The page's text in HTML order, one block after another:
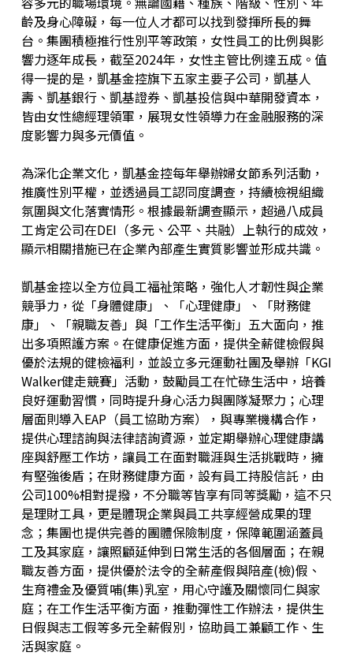
齡及身心障礙，每一位人才都可以找到發揮所長的舞
台。集團積極推行性別平等政策，女性員工的比例與影
響力逐年成長，截至2024年，女性主管比例達五成。值
得一提的是，凱基金控旗下五家主要子公司，凱基人
壽、凱基銀行、凱基證券、凱基投信與中華開發資本，
皆由女性總經理領軍，展現女性領導力在金融服務的深
度影響力與多元價值。
為深化企業文化，凱基金控每年舉辦婦女節系列活動，
推廣性別平權，並透過員工認同度調查，持續檢視組織
氛圍與文化落實情形。根據最新調查顯示，超過八成員
工肯定公司在DEI（多元、公平、共融）上執行的成效，
顯示相關措施已在企業內部產生實質影響並形成共識。
凱基金控以全方位員工福祉策略，強化人才韌性與企業
競爭力，從「身體健康」、「心理健康」、「財務健
康」、「親職友善」與「工作生活平衡」五大面向，推
出多項照護方案。在健康促進方面，提供全薪健檢假與
優於法規的健檢福利，並設立多元運動社團及舉辦「KGI
Walker健走競賽」活動，鼓勵員工在忙碌生活中，培養
良好運動習慣，同時提升身心活力與團隊凝聚力；心理
層面則導入EAP（員工協助方案），與專業機構合作，
提供心理諮詢與法律諮詢資源，並定期舉辦心理健康講
座與舒壓工作坊，讓員工在面對職涯與生活挑戰時，擁
有堅強後盾；在財務健康方面，設有員工持股信託，由
公司100%相對提撥，不分職等皆享有同等獎勵，這不只
是理財工具，更是體現企業與員工共享經營成果的理
念；集團也提供完善的團體保險制度，保障範圍涵蓋員
工及其家庭，讓照顧延伸到日常生活的各個層面；在親
職友善方面，提供優於法令的全薪產假與陪產(檢)假、
生育禮金及優質哺(集)乳室，用心守護及關懷同仁與家
庭；在工作生活平衡方面，推動彈性工作辦法，提供生
日假與志工假等多元全薪假別，協助員工兼顧工作、生
活與家庭。